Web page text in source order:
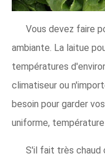
Vous devez faire
ambiante. La laitue
températures
climatiseur ou
besoin pour garder
uniforme,
S'il fait très chaud